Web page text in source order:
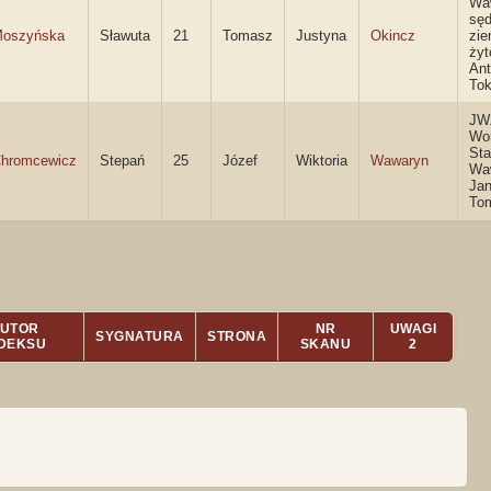
Sławuta 21 Tomasz Justyna Okincz
Stepań 25 Józef Wiktoria Wawaryn
Jan
SYGNATURA STRONA
NR
SKANU
UWAGI
2